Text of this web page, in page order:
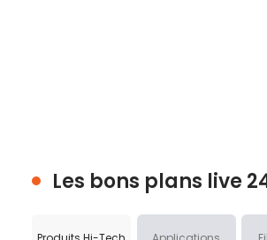
Les bons plans live